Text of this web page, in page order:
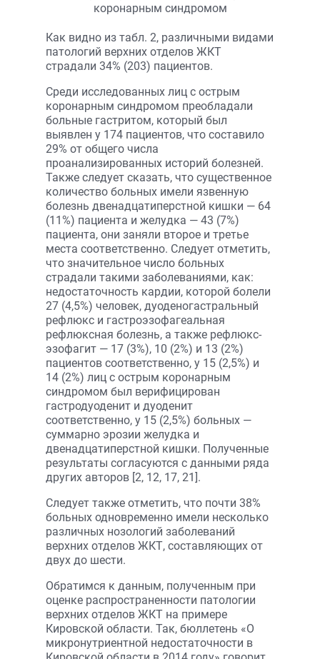
Как видно из табл. 2, различными видами
патологий верхних отделов ЖКТ
страдали 34% (203) пациентов.
Среди исследованных лиц с острым
коронарным синдромом преобладали
больные гастритом, который был
выявлен у 174 пациентов, что составило
29% от общего числа
проанализированных историй болезней.
Также следует сказать, что существенное
количество больных имели язвенную
болезнь двенадцатиперстной кишки — 64
(11%) пациента и желудка — 43 (7%)
пациента, они заняли второе и третье
места соответственно. Следует отметить,
что значительное число больных
страдали такими заболеваниями, как:
недостаточность кардии, которой болели
27 (4,5%) человек, дуоденогастральный
рефлюкс и гастроэзофагеальная
рефлюксная болезнь, а также рефлюкс-
эзофагит — 17 (3%), 10 (2%) и 13 (2%)
пациентов соответственно, у 15 (2,5%) и
14 (2%) лиц с острым коронарным
синдромом был верифицирован
гастродуоденит и дуоденит
соответственно, у 15 (2,5%) больных —
суммарно эрозии желудка и
двенадцатиперстной кишки. Полученные
результаты согласуются с данными ряда
других авторов [2, 12, 17, 21].
Следует также отметить, что почти 38%
больных одновременно имели несколько
различных нозологий заболеваний
верхних отделов ЖКТ, составляющих от
двух до шести.
Обратимся к данным, полученным при
оценке распространенности патологии
верхних отделов ЖКТ на примере
Кировской области. Так, бюллетень «О
микронутриентной недостаточности в